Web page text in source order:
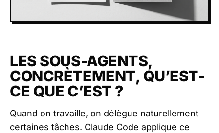
LES SOUS-AGENTS,
CONCRÈTEMENT, QU’EST-
CE QUE C’EST ?
Quand on travaille, on délègue naturellement
certaines tâches. Claude Code applique ce